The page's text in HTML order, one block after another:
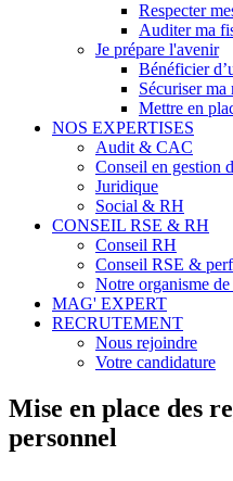
Respecter
Auditer ma
Je prépare l'avenir
Bénéficier
Sécuriser ma
Mettre en
NOS EXPERTISES
Audit & CAC
Conseil en gestion
Juridique
Social & RH
CONSEIL RSE & RH
Conseil RH
Conseil RSE &
Notre organisme
MAG' EXPERT
RECRUTEMENT
Nous rejoindre
Votre candidature
Mise en place des
personnel